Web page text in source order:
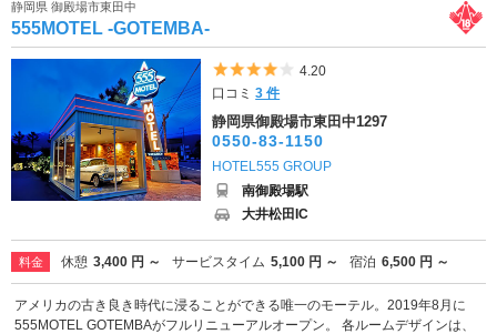
静岡県 御殿場市東田中
555MOTEL -GOTEMBA-
5つ星のうち4
4.20
口コミ3 件
静岡県御殿場市東田中1297
0550-83-1150
HOTEL555 GROUP
南御殿場駅
大井松田IC
料金 休憩 3,400 円 ～ サービスタイム 5,100 円 ～ 宿泊 6,500 円 ～
アメリカの古き良き時代に浸ることができる唯一のモーテル。2019年8月に
555MOTEL GOTEMBAがフルリニューアルオープン。 各ルームデザインは、